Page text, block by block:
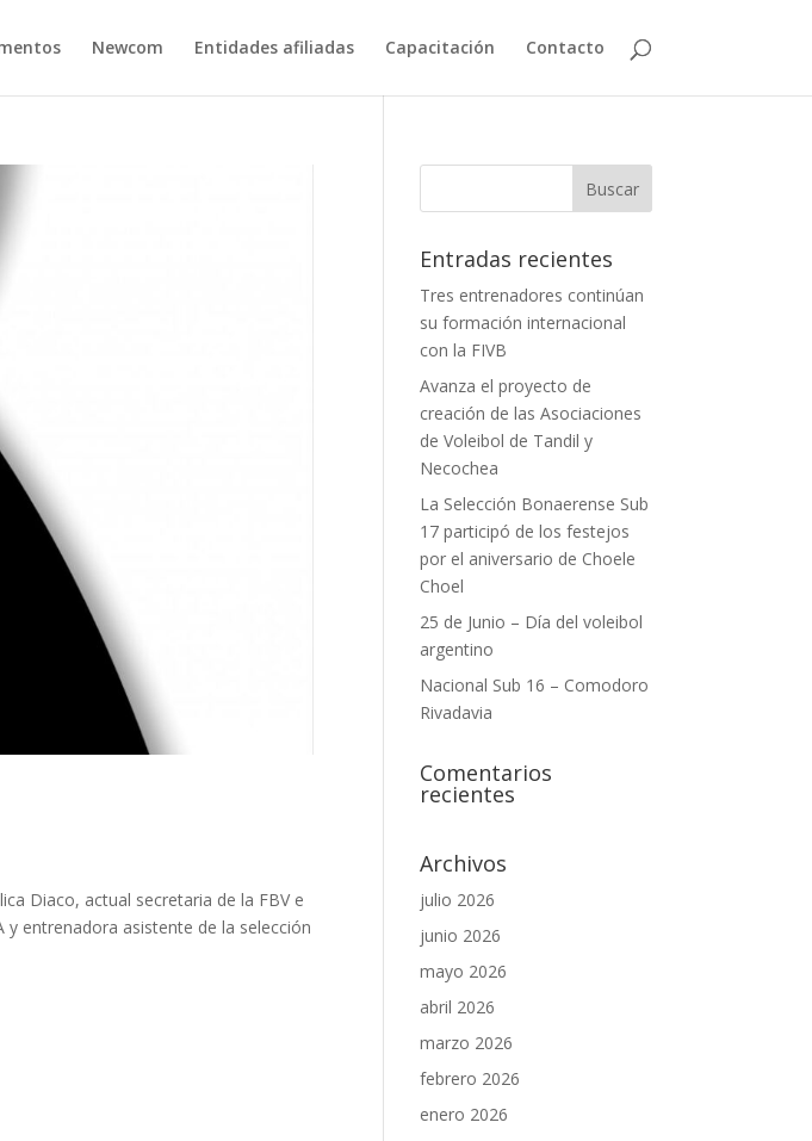
Newcom Entidades afiliadas Capacitación Contacto
Diaco, actual secretaria de la FBV e
y entrenadora asistente de la selección
Entradas recientes
Tres entrenadores continúan
su formación internacional
con la FIVB
Avanza el proyecto de
creación de las Asociaciones
de Voleibol de Tandil y
Necochea
La Selección Bonaerense Sub
17 participó de los festejos
por el aniversario de Choele
Choel
25 de Junio – Día del voleibol
argentino
Nacional Sub 16 – Comodoro
Rivadavia
Comentarios
recientes
Archivos
julio 2026
junio 2026
mayo 2026
abril 2026
marzo 2026
febrero 2026
enero 2026